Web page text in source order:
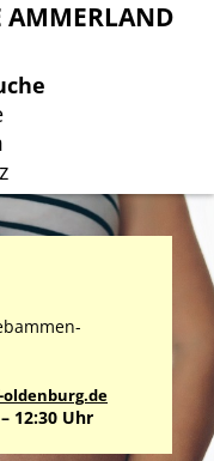
AMMERLAND
AMMERLAND
12:30 Uhr